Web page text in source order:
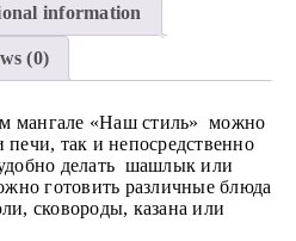
information
(0)
мангале «Наш стиль» можно
так и непосредственно
делать шашлык или
готовить различные блюда
сковороды, казана или